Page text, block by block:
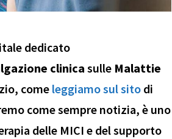
dedicato
clinica sulle Malattie
come leggiamo sul sito di
come sempre notizia, è uno
delle MICI e del supporto